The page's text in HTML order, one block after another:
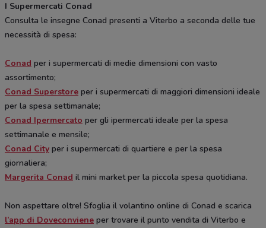
I Supermercati Conad
Consulta le insegne Conad presenti a Viterbo a seconda delle tue
necessità di spesa:
Conad per i supermercati di medie dimensioni con vasto
assortimento;
Conad Superstore per i supermercati di maggiori dimensioni ideale
per la spesa settimanale;
Conad Ipermercato per gli ipermercati ideale per la spesa
settimanale e mensile;
Conad City per i supermercati di quartiere e per la spesa
giornaliera;
Margerita Conad il mini market per la piccola spesa quotidiana.
Non aspettare oltre! Sfoglia il volantino online di Conad e scarica
l’app di Doveconviene per trovare il punto vendita di Viterbo e